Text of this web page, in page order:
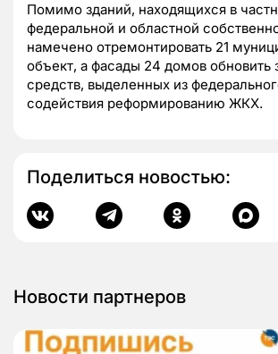
Помимо зданий, находящихся в
федеральной и областной
намечено отремонтировать 21
объект, а фасады 24 домов обновить
средств, выделенных из
содействия реформированию ЖКХ.
Поделиться новостью:
Новости партнеров